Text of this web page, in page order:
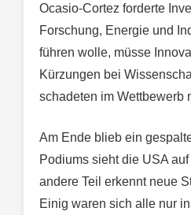
Ocasio-Cortez forderte
Forschung, Energie und
führen wolle, müsse
Kürzungen bei
schadeten im Wettbewerb
Am Ende blieb ein
Podiums sieht die USA
andere Teil erkennt neue
Einig waren sich alle nur